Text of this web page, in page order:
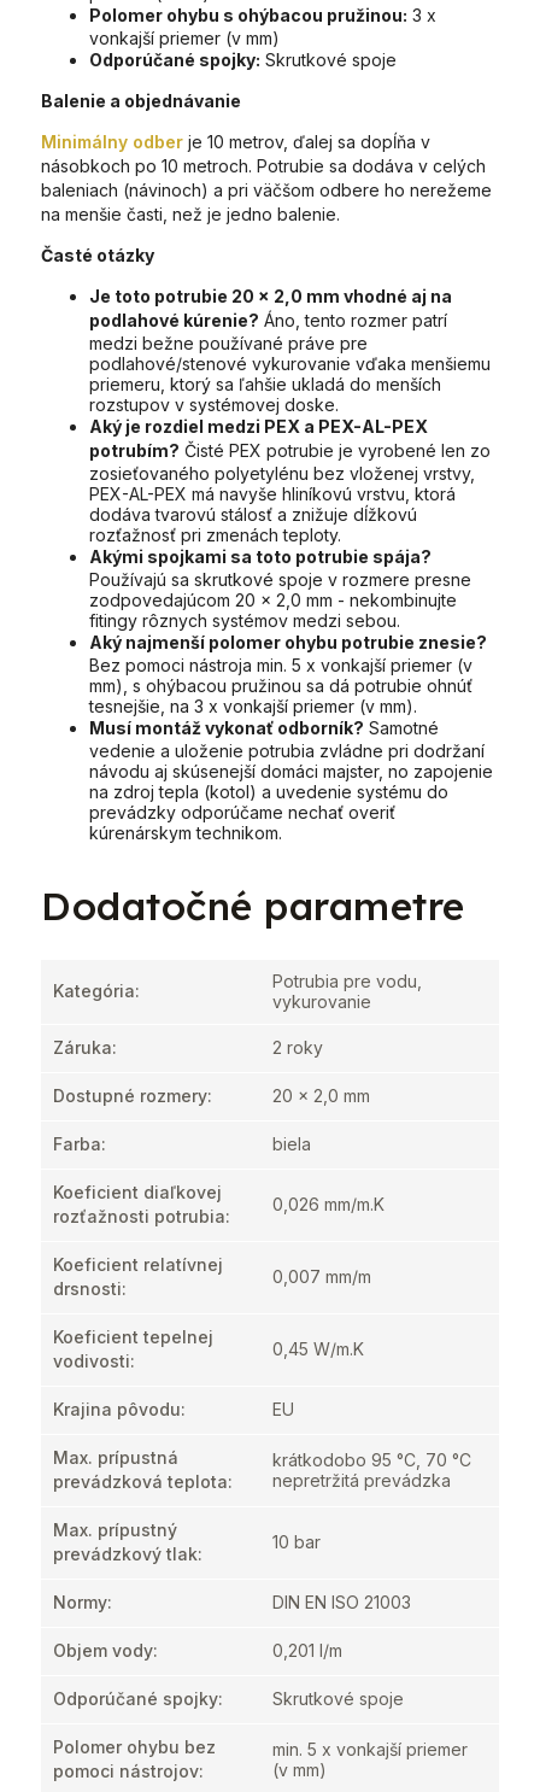
Polomer ohybu s ohýbacou pružinou: 3 x
vonkajší priemer (v mm)
Odporúčané spojky: Skrutkové spoje
Balenie a objednávanie
Minimálny odber je 10 metrov, ďalej sa dopĺňa v
násobkoch po 10 metroch. Potrubie sa dodáva v celých
baleniach (návinoch) a pri väčšom odbere ho nerežeme
na menšie časti, než je jedno balenie.
Časté otázky
Je toto potrubie 20 x 2,0 mm vhodné aj na
podlahové kúrenie? Áno, tento rozmer patrí
medzi bežne používané práve pre
podlahové/stenové vykurovanie vďaka menšiemu
priemeru, ktorý sa ľahšie ukladá do menších
rozstupov v systémovej doske.
Aký je rozdiel medzi PEX a PEX-AL-PEX
potrubím? Čisté PEX potrubie je vyrobené len zo
zosieťovaného polyetylénu bez vloženej vrstvy,
PEX-AL-PEX má navyše hliníkovú vrstvu, ktorá
dodáva tvarovú stálosť a znižuje dĺžkovú
rozťažnosť pri zmenách teploty.
Akými spojkami sa toto potrubie spája?
Používajú sa skrutkové spoje v rozmere presne
zodpovedajúcom 20 x 2,0 mm - nekombinujte
fitingy rôznych systémov medzi sebou.
Aký najmenší polomer ohybu potrubie znesie?
Bez pomoci nástroja min. 5 x vonkajší priemer (v
mm), s ohýbacou pružinou sa dá potrubie ohnúť
tesnejšie, na 3 x vonkajší priemer (v mm).
Musí montáž vykonať odborník? Samotné
vedenie a uloženie potrubia zvládne pri dodržaní
návodu aj skúsenejší domáci majster, no zapojenie
na zdroj tepla (kotol) a uvedenie systému do
prevádzky odporúčame nechať overiť
kúrenárskym technikom.
Dodatočné parametre
Kategória:
Potrubia pre vodu,
vykurovanie
Záruka: 2 roky
Dostupné rozmery: 20 x 2,0 mm
Farba: biela
Koeficient diaľkovej
rozťažnosti potrubia:
0,026 mm/m.K
Koeficient relatívnej
drsnosti:
0,007 mm/m
Koeficient tepelnej
vodivosti:
0,45 W/m.K
Krajina pôvodu: EU
Max. prípustná
prevádzková teplota:
krátkodobo 95 °C, 70 °C
nepretržitá prevádzka
Max. prípustný
prevádzkový tlak:
10 bar
Normy: DIN EN ISO 21003
Objem vody: 0,201 l/m
Odporúčané spojky: Skrutkové spoje
Polomer ohybu bez
pomoci nástrojov:
min. 5 x vonkajší priemer
(v mm)